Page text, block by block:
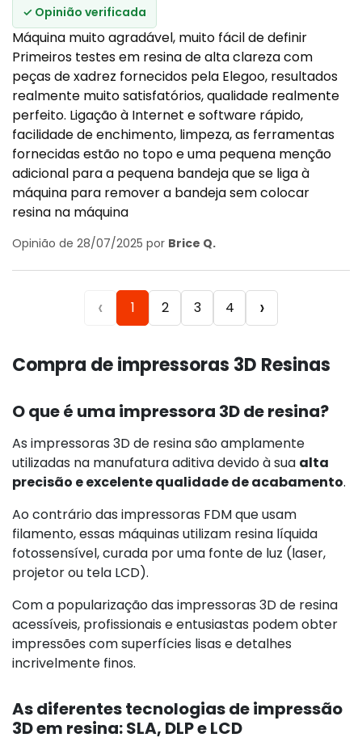
✓ Opinião verificada
Máquina muito agradável, muito fácil de definir
Primeiros testes em resina de alta clareza com
peças de xadrez fornecidos pela Elegoo, resultados
realmente muito satisfatórios, qualidade realmente
perfeito. Ligação à Internet e software rápido,
facilidade de enchimento, limpeza, as ferramentas
fornecidas estão no topo e uma pequena menção
adicional para a pequena bandeja que se liga à
máquina para remover a bandeja sem colocar
resina na máquina
Opinião de 28/07/2025 por Brice Q.
‹ 1 2 3 4 ›
Compra de impressoras 3D Resinas
O que é uma impressora 3D de resina?
As impressoras 3D de resina são amplamente
utilizadas na manufatura aditiva devido à sua alta
precisão e excelente qualidade de acabamento.
Ao contrário das impressoras FDM que usam
filamento, essas máquinas utilizam resina líquida
fotossensível, curada por uma fonte de luz (laser,
projetor ou tela LCD).
Com a popularização das impressoras 3D de resina
acessíveis, profissionais e entusiastas podem obter
impressões com superfícies lisas e detalhes
incrivelmente finos.
As diferentes tecnologias de impressão
3D em resina: SLA, DLP e LCD